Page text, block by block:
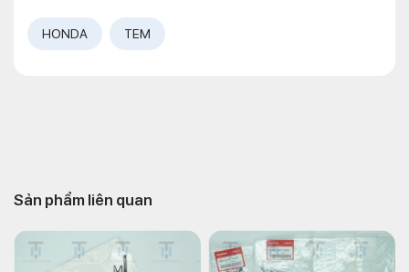
HONDA TEM
Sản phẩm liên quan